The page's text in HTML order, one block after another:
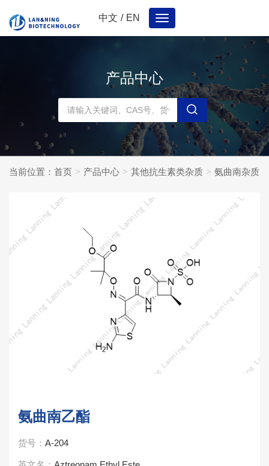
中文 / EN
Toggle
navigation
产品中心
当前位置： 首页 产品中心 其他抗生素类杂质 氨曲南杂质
氨曲南乙酯
货号： A-204